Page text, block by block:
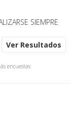
SIEMPRE
Ver Resultados
encuestas